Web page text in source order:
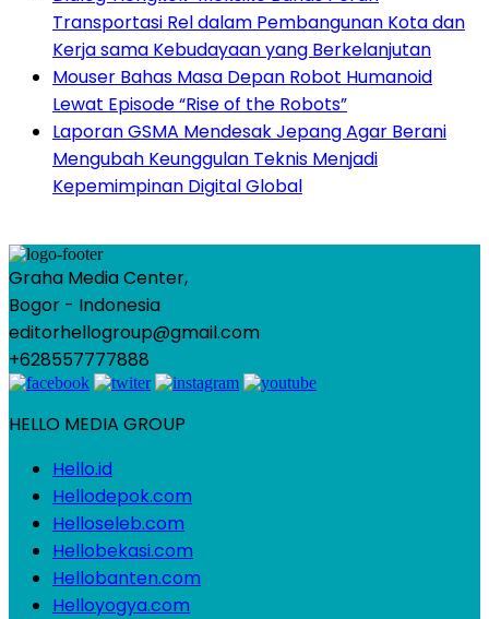
Transportasi Rel dalam Pembangunan Kota dan
Kerja sama Kebudayaan yang Berkelanjutan
Mouser Bahas Masa Depan Robot Humanoid
Lewat Episode “Rise of the Robots”
Laporan GSMA Mendesak Jepang Agar Berani
Mengubah Keunggulan Teknis Menjadi
Kepemimpinan Digital Global
Graha Media Center,
Bogor - Indonesia
editorhellogroup@gmail.com
+628557777888
HELLO MEDIA GROUP
Hello.id
Hellodepok.com
Helloseleb.com
Hellobekasi.com
Hellobanten.com
Helloyogya.com